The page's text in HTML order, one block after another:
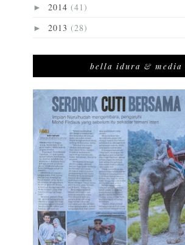
► 2014 (41)
► 2013 (28)
bella idura & media